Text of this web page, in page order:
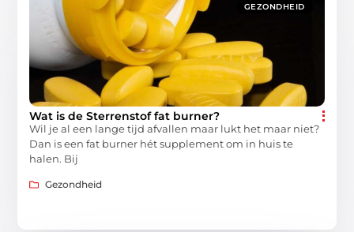
GEZONDHEID
Wat is de Sterrenstof fat burner?
Wil je al een lange tijd afvallen maar lukt het maar niet?
Dan is een fat burner hét supplement om in huis te
halen. Bij
Gezondheid